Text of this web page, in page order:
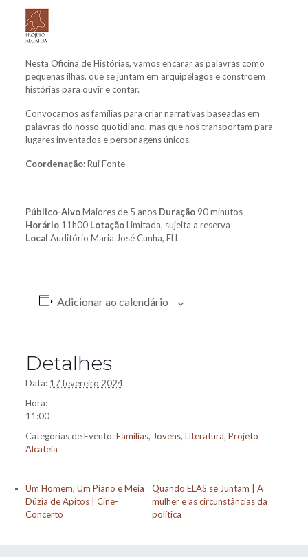
Nesta Oficina de Histórias, vamos encarar as palavras como
pequenas ilhas, que se juntam em arquipélagos e constroem
histórias para ouvir e contar.
Convocamos as famílias para criar narrativas baseadas em
palavras do nosso quotidiano, mas que nos transportam para
lugares inventados e personagens únicos.
Coordenação:Rui Fonte
Público-AlvoMaiores de 5 anos Duração90 minutos
Horário 11h00 LotaçãoLimitada, sujeita a reserva
Local Auditório Maria José Cunha, FLL
Adicionar ao calendário
Detalhes
Data: 17 fevereiro 2024
Hora:
11:00
Categorias de Evento:Famílias, Jovens, Literatura, Projeto
Alcateia
Um Homem, Um Piano e Meia
Dúzia de Apitos | Cine-
Concerto
Quando ELAS se Juntam | A
mulher e as circunstâncias da
política